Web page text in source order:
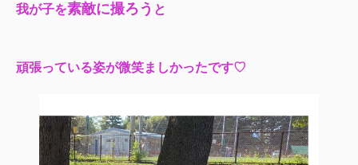
我が子を素敵に撮ろう と
頑張っている姿が微笑ましかったです♡